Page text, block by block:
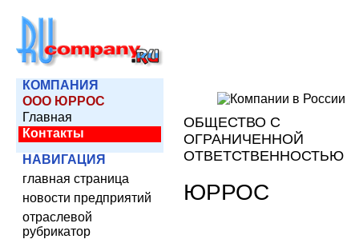
КОМПАНИЯ
ООО ЮРРОС
Главная
Контакты
НАВИГАЦИЯ
главная страница
новости предприятий
отраслевой
рубрикатор
ОБЩЕСТВО С
ОГРАНИЧЕННОЙ
ОТВЕТСТВЕННОСТЬЮ
ЮРРОС